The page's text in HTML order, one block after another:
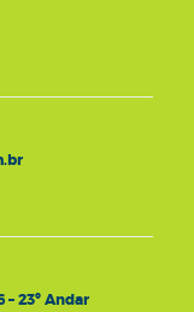
23º Andar